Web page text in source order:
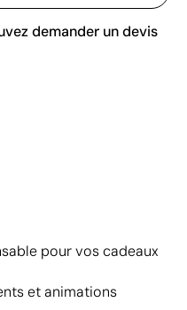
demander un devis
pour vos cadeaux
et animations